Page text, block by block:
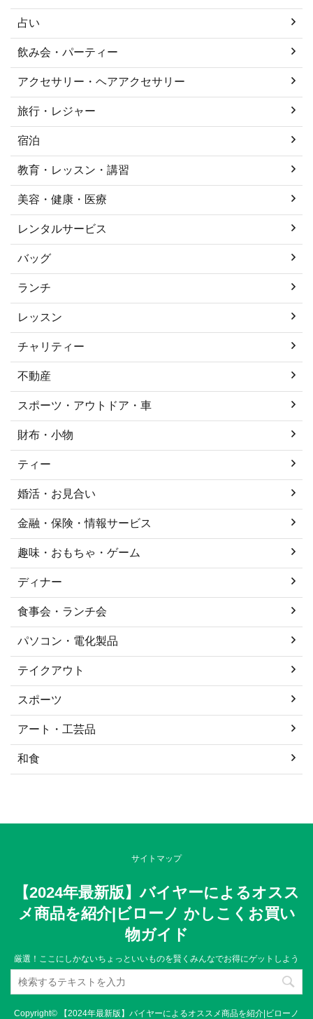
占い
飲み会・パーティー
アクセサリー・ヘアアクセサリー
旅行・レジャー
宿泊
教育・レッスン・講習
美容・健康・医療
レンタルサービス
バッグ
ランチ
レッスン
チャリティー
不動産
スポーツ・アウトドア・車
財布・小物
ティー
婚活・お見合い
金融・保険・情報サービス
趣味・おもちゃ・ゲーム
ディナー
食事会・ランチ会
パソコン・電化製品
テイクアウト
スポーツ
アート・工芸品
和食
サイトマップ
【2024年最新版】バイヤーによるオスス
メ商品を紹介|ビローノ かしこくお買い
物ガイド
厳選！ここにしかないちょっといいものを賢くみんなでお得にゲットしよう
Copyright© 【2024年最新版】バイヤーによるオススメ商品を紹介|ビローノ